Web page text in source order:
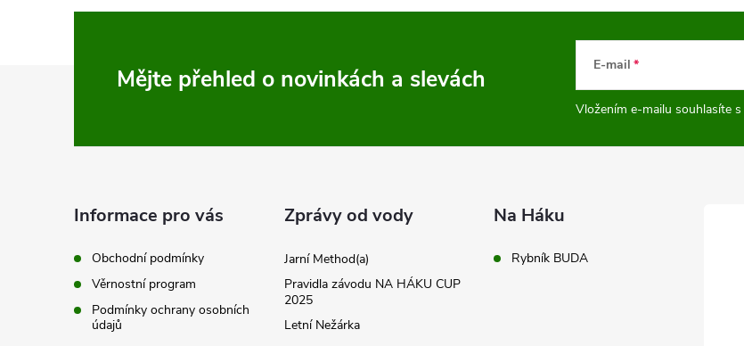
Mějte přehled o novinkách a slevách E-mail
Vložením e-mailu souhlasíte s
Informace pro vás
Obchodní podmínky
Věrnostní program
Podmínky ochrany osobních
údajů
Zprávy od vody
Jarní Method(a)
Pravidla závodu NA HÁKU CUP
2025
Letní Nežárka
Na Háku
Rybník BUDA